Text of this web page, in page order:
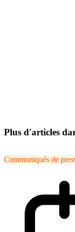
Plus d'articles
Communiqués de